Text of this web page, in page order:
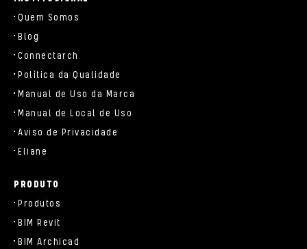
Quem Somos
Blog
Connectarch
Política da Qualidade
Manual de Uso da Marca
Manual de Local de Uso
Aviso de Privacidade
Eliane
PRODUTO
Produtos
BIM Revit
BIM Archicad